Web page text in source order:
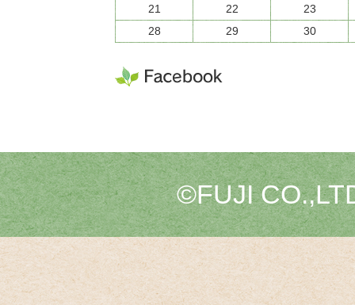
21
22
23
28
29 30
©FUJI